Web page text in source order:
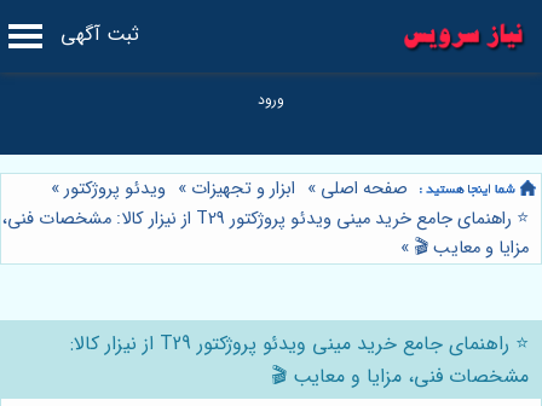
ثبت آگهی
صفحه اصلی » ابزار و تجهیزات » ویدئو پروژکتور»
⭐️ راهنمای جامع خرید مینی ویدئو پروژکتور T29 از نیزار کالا: مشخصات فنی،
مزایا و معایب 🎬 »
⭐️ راهنمای جامع خرید مینی ویدئو پروژکتور T29 از نیزار کالا:
مشخصات فنی، مزایا و معایب 🎬